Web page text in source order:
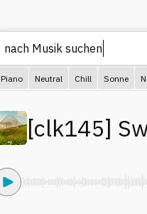
nach Mus
Piano Neutral Chill Sonne
[clk145]